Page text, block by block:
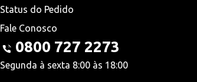
Status do Pedido
Fale Conosco
0800 727 2273
Segunda à sexta 8:00 às 18:00